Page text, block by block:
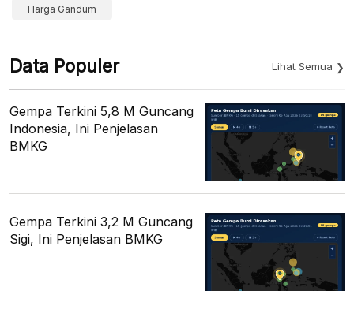
Harga Gandum
Data Populer Lihat Semua
Gempa Terkini 5,8 M Guncang
Indonesia, Ini Penjelasan
BMKG
Gempa Terkini 3,2 M Guncang
Sigi, Ini Penjelasan BMKG